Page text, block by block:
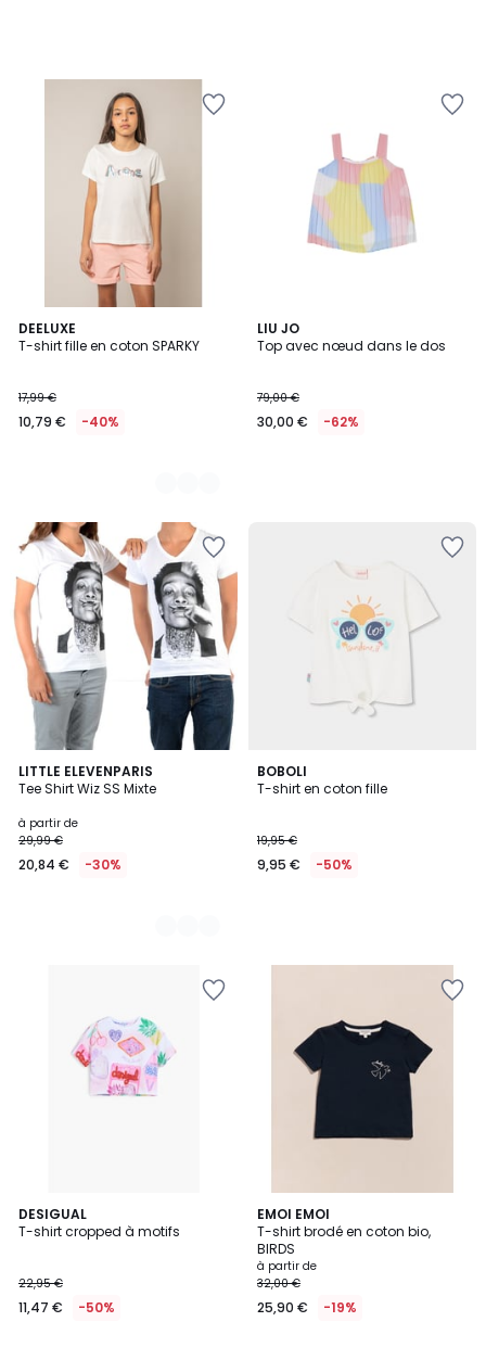
DEELUXE
T-shirt fille en coton SPARKY
17,99 €
10,79 € -40%
2
Couleurs
LIU JO
Top avec nœud dans le dos
79,00 €
30,00 € -62%
LITTLE ELEVENPARIS
Tee Shirt Wiz SS Mixte
à partir de
29,99 €
20,84 € -30%
3
Couleurs
BOBOLI
T-shirt en coton fille
19,95 €
9,95 € -50%
DESIGUAL
T-shirt cropped à motifs
22,95 €
11,47 € -50%
EMOI EMOI
T-shirt brodé en coton bio,
BIRDS
à partir de
32,00 €
25,90 € -19%